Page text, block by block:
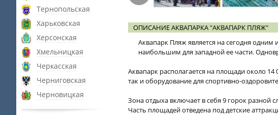
Тернопольская
Харьковская
Херсонская
Хмельницкая
Черкасская
Черниговская
Черновицкая
ОПИСАНИЕ АКВАПАРКА "АКВАПАРК ПЛЯЖ"
Аквапарк Пляж является на сегодня
наибольшим для западной ее части.
Аквапарк располагается на площади около
так и оборудование для спортивно-
Зона отдыха включает в себя 9 горок разной
Часть площадей отведена под детские